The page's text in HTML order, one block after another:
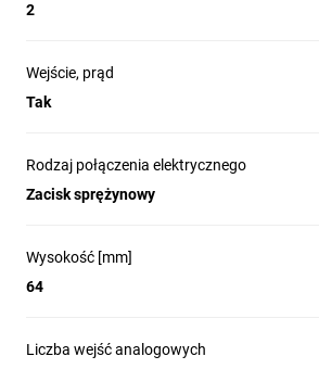
2
Wejście, prąd
Tak
Rodzaj połączenia elektrycznego
Zacisk sprężynowy
Wysokość [mm]
64
Liczba wejść analogowych